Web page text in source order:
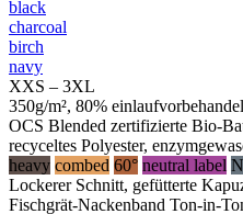
black
charcoal
birch
navy
XXS – 3XL
350g/m², 80%
OCS Blended zertifizierte Bio-
recyceltes Polyester,
heavy combed 60° neutral label
Lockerer Schnitt, gefütterte
Fischgrät-Nackenband Ton-in-